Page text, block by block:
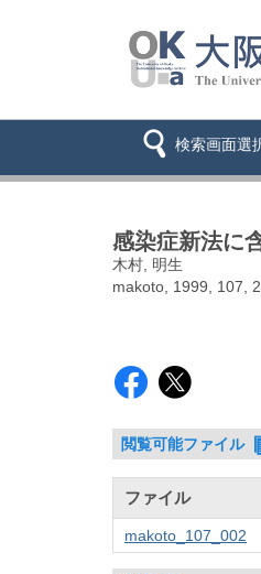
検索画面選
感染症新法に
木村, 明生
makoto, 1999, 107,
閲覧可能ファイル
ファイル
makoto_107_002